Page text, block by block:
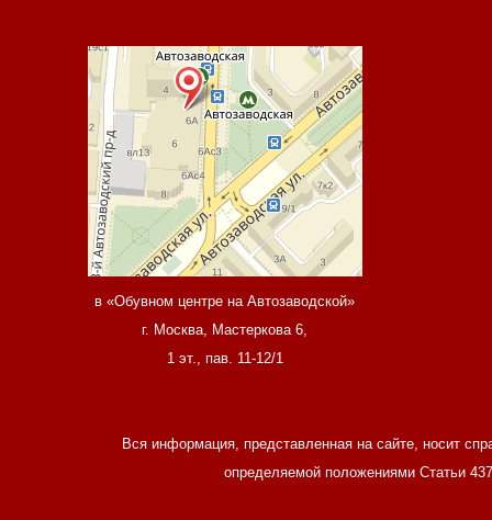
в «Обувном центре на Автозаводской»
г. Москва, Мастеркова 6,
1 эт., пав. 11-12/1
Вся информация, представленная на сайте, носит
определяемой положениями Статьи